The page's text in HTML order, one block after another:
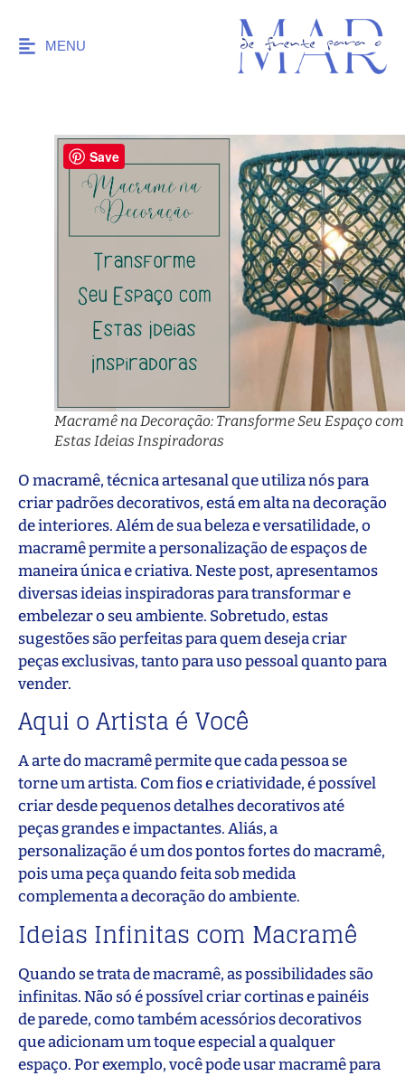
MENU
Macramê na Decoração: Transforme Seu Espaço com
Estas Ideias Inspiradoras
O macramê, técnica artesanal que utiliza nós para
criar padrões decorativos, está em alta na decoração
de interiores. Além de sua beleza e versatilidade, o
macramê permite a personalização de espaços de
maneira única e criativa. Neste post, apresentamos
diversas ideias inspiradoras para transformar e
embelezar o seu ambiente. Sobretudo, estas
sugestões são perfeitas para quem deseja criar
peças exclusivas, tanto para uso pessoal quanto para
vender.
Aqui o Artista é Você
A arte do macramê permite que cada pessoa se
torne um artista. Com fios e criatividade, é possível
criar desde pequenos detalhes decorativos até
peças grandes e impactantes. Aliás, a
personalização é um dos pontos fortes do macramê,
pois uma peça quando feita sob medida
complementa a decoração do ambiente.
Ideias Infinitas com Macramê
Quando se trata de macramê, as possibilidades são
infinitas. Não só é possível criar cortinas e painéis
de parede, como também acessórios decorativos
que adicionam um toque especial a qualquer
espaço. Por exemplo, você pode usar macramê para
Save